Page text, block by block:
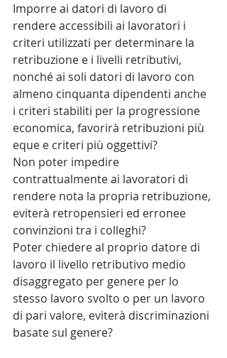
Imporre ai datori di lavoro di
rendere accessibili ai lavoratori i
criteri utilizzati per determinare la
retribuzione e i livelli retributivi,
nonché ai soli datori di lavoro con
almeno cinquanta dipendenti anche
i criteri stabiliti per la progressione
economica, favorirà retribuzioni più
eque e criteri più oggettivi?
Non poter impedire
contrattualmente ai lavoratori di
rendere nota la propria retribuzione,
eviterà retropensieri ed erronee
convinzioni tra i colleghi?
Poter chiedere al proprio datore di
lavoro il livello retributivo medio
disaggregato per genere per lo
stesso lavoro svolto o per un lavoro
di pari valore, eviterà discriminazioni
basate sul genere?